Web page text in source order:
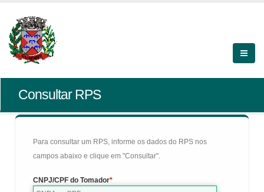
Consultar RPS
Para consultar um RPS, informe os dados do RPS nos
campos abaixo e clique em "Consultar".
CNPJ/CPF do Tomador